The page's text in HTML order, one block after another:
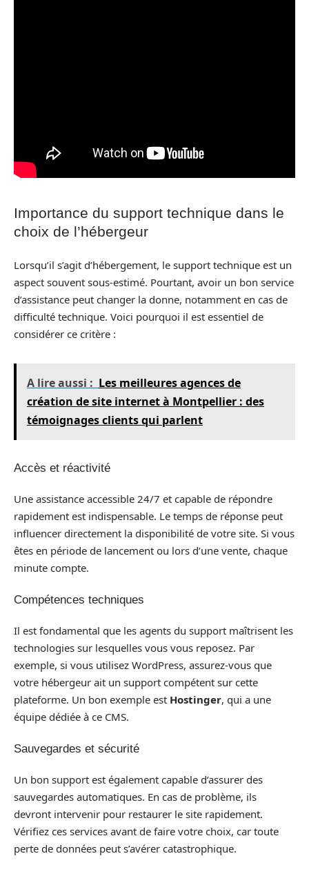
Importance du support technique dans le
choix de l’hébergeur
Lorsqu’il s’agit d’hébergement, le support technique est un
aspect souvent sous-estimé. Pourtant, avoir un bon service
d’assistance peut changer la donne, notamment en cas de
difficulté technique. Voici pourquoi il est essentiel de
considérer ce critère :
A lire aussi : Les meilleures agences de
création de site internet à Montpellier : des
témoignages clients qui parlent
Accès et réactivité
Une assistance accessible 24/7 et capable de répondre
rapidement est indispensable. Le temps de réponse peut
influencer directement la disponibilité de votre site. Si vous
êtes en période de lancement ou lors d’une vente, chaque
minute compte.
Compétences techniques
Il est fondamental que les agents du support maîtrisent les
technologies sur lesquelles vous vous reposez. Par
exemple, si vous utilisez WordPress, assurez-vous que
votre hébergeur ait un support compétent sur cette
plateforme. Un bon exemple est Hostinger, qui a une
équipe dédiée à ce CMS.
Sauvegardes et sécurité
Un bon support est également capable d’assurer des
sauvegardes automatiques. En cas de problème, ils
devront intervenir pour restaurer le site rapidement.
Vérifiez ces services avant de faire votre choix, car toute
perte de données peut s’avérer catastrophique.